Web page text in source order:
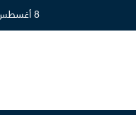
8 أغسطس 2026